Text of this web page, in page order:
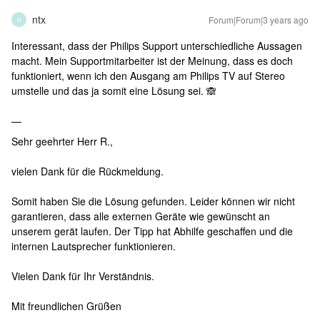
N ntx Forum|Forum|3 years ago
Interessant, dass der Philips Support unterschiedliche Aussagen
macht. Mein Supportmitarbeiter ist der Meinung, dass es doch
funktioniert, wenn ich den Ausgang am Philips TV auf Stereo
umstelle und das ja somit eine Lösung sei. 🙈
—
Sehr geehrter Herr R.,
vielen Dank für die Rückmeldung.
Somit haben Sie die Lösung gefunden. Leider können wir nicht
garantieren, dass alle externen Geräte wie gewünscht an
unserem gerät laufen. Der Tipp hat Abhilfe geschaffen und die
internen Lautsprecher funktionieren.
Vielen Dank für Ihr Verständnis.
Mit freundlichen Grüßen